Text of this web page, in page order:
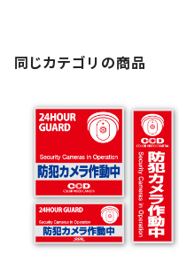
同じカテゴリの商品